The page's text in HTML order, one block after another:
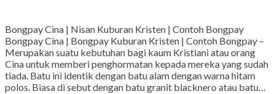
Bongpay Cina | Nisan Kuburan Kristen | Contoh Bongpay
Bongpay Cina | Bongpay Kuburan Kristen | Contoh Bongpay –
Merupakan suatu kebutuhan bagi kaum Kristiani atau orang
Cina untuk memberi penghormatan kepada mereka yang sudah
tiada. Batu ini identik dengan batu alam dengan warna hitam
polos. Biasa di sebut dengan batu granit blacknero atau batu…